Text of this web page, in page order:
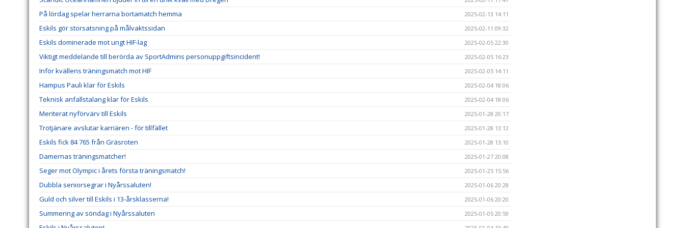
På lördag spelar herrarna bortamatch hemma 2025-02-13 14:11
Eskils gör storsatsning på målvaktssidan 2025-02-11 09:32
Eskils dominerade mot ungt HIF-lag 2025-02-05 22:30
Viktigt meddelande till berörda av SportAdmins personuppgiftsincident! 2025-02-05 16:23
Inför kvällens träningsmatch mot HIF 2025-02-05 14:11
Hampus Pauli klar för Eskils 2025-02-04 18:06
Teknisk anfallstalang klar för Eskils 2025-02-04 18:06
Meriterat nyförvärv till Eskils 2025-01-28 20:17
Trotjänare avslutar karriären - för tillfället 2025-01-28 13:12
Eskils fick 84 765 från Gräsroten 2025-01-28 13:10
Damernas träningsmatcher! 2025-01-27 20:08
Seger mot Olympic i årets första träningsmatch! 2025-01-25 15:56
Dubbla seniorsegrar i Nyårssaluten! 2025-01-06 20:28
Guld och silver till Eskils i 13-årsklasserna! 2025-01-06 20:20
Summering av söndag i Nyårssaluten 2025-01-05 20:59